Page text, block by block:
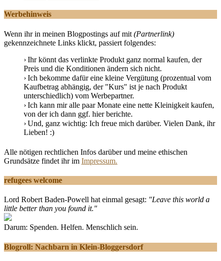
Werbehinweis
Wenn ihr in meinen Blogpostings auf mit (Partnerlink)
gekennzeichnete Links klickt, passiert folgendes:
Ihr könnt das verlinkte Produkt ganz normal kaufen, der
Preis und die Konditionen ändern sich nicht.
Ich bekomme dafür eine kleine Vergütung (prozentual vom
Kaufbetrag abhängig, der "Kurs" ist je nach Produkt
unterschiedlich) vom Werbepartner.
Ich kann mir alle paar Monate eine nette Kleinigkeit kaufen,
von der ich dann ggf. hier berichte.
Und, ganz wichtig: Ich freue mich darüber. Vielen Dank, ihr
Lieben! :)
Alle nötigen rechtlichen Infos darüber und meine ethischen
Grundsätze findet ihr im Impressum.
refugees welcome
Lord Robert Baden-Powell hat einmal gesagt: "Leave this world a
little better than you found it."
Darum: Spenden. Helfen. Menschlich sein.
Blogroll: Nachbarn in Klein-Bloggersdorf